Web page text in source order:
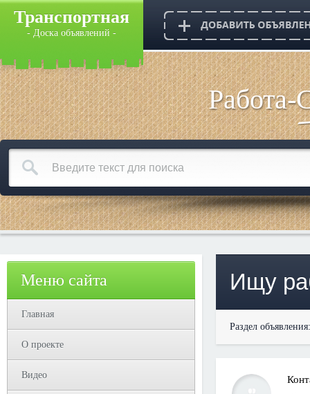
Транспортная
- Доска объявлений -
Меню сайта
Главная
О проекте
Видео
Ищу
Раздел